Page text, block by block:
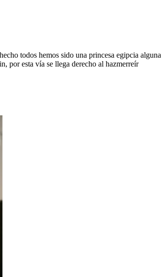
todos hemos sido una princesa egipcia alguna
por esta vía se llega derecho al hazmerreír